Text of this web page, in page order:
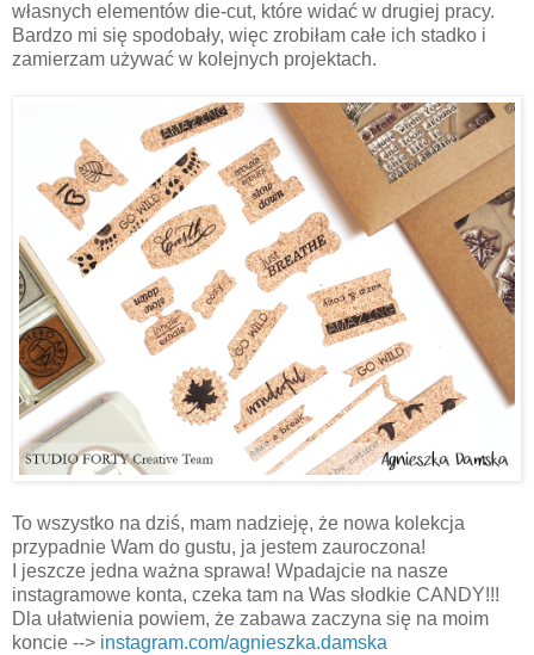
własnych elementów die-cut, które widać w drugiej pracy.
Bardzo mi się spodobały, więc zrobiłam całe ich stadko i
zamierzam używać w kolejnych projektach.
To wszystko na dziś, mam nadzieję, że nowa kolekcja
przypadnie Wam do gustu, ja jestem zauroczona!
I jeszcze jedna ważna sprawa! Wpadajcie na nasze
instagramowe konta, czeka tam na Was słodkie CANDY!!!
Dla ułatwienia powiem, że zabawa zaczyna się na moim
koncie --> instagram.com/agnieszka.damska